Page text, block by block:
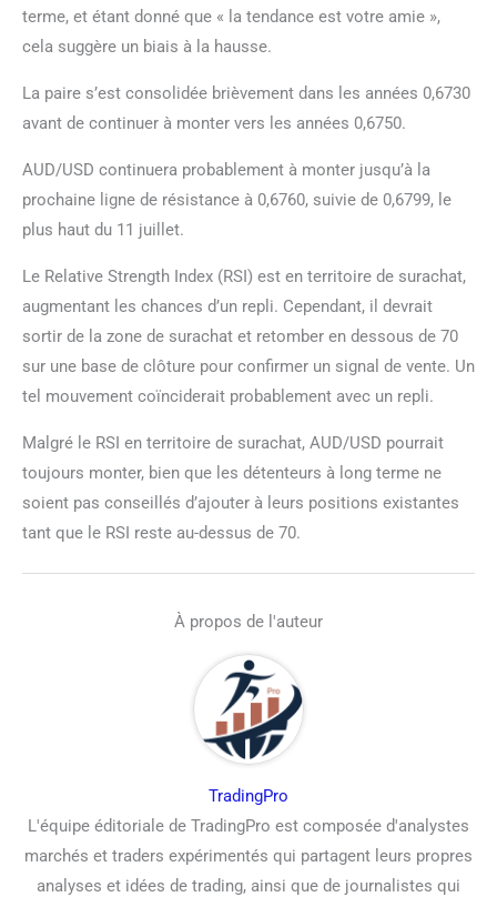
terme, et étant donné que « la tendance est votre amie »,
cela suggère un biais à la hausse.
La paire s’est consolidée brièvement dans les années 0,6730
avant de continuer à monter vers les années 0,6750.
AUD/USD continuera probablement à monter jusqu’à la
prochaine ligne de résistance à 0,6760, suivie de 0,6799, le
plus haut du 11 juillet.
Le Relative Strength Index (RSI) est en territoire de surachat,
augmentant les chances d’un repli. Cependant, il devrait
sortir de la zone de surachat et retomber en dessous de 70
sur une base de clôture pour confirmer un signal de vente. Un
tel mouvement coïnciderait probablement avec un repli.
Malgré le RSI en territoire de surachat, AUD/USD pourrait
toujours monter, bien que les détenteurs à long terme ne
soient pas conseillés d’ajouter à leurs positions existantes
tant que le RSI reste au-dessus de 70.
À propos de l'auteur
TradingPro
L'équipe éditoriale de TradingPro est composée d'analystes
marchés et traders expérimentés qui partagent leurs propres
analyses et idées de trading, ainsi que de journalistes qui